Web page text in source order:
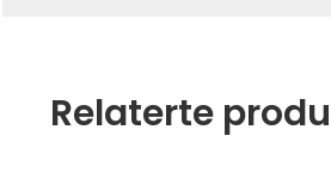
Relaterte